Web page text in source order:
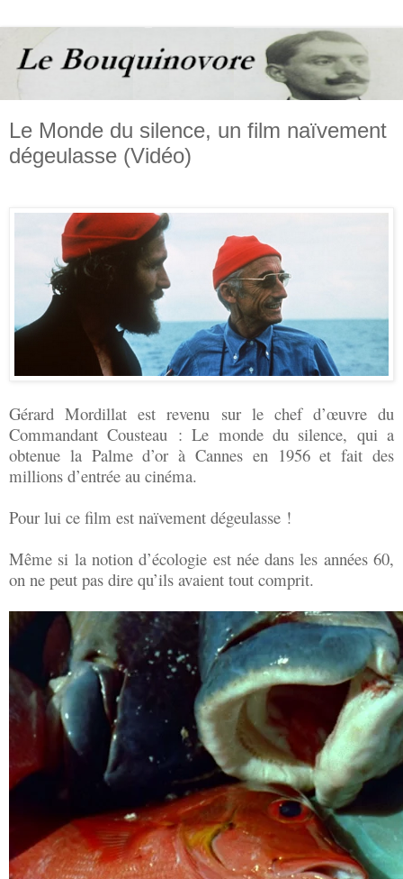
Le Monde du silence, un film naïvement
dégeulasse (Vidéo)
Gérard Mordillat est revenu sur le chef d’œuvre du
Commandant Cousteau : Le monde du silence, qui a
obtenue la Palme d’or à Cannes en 1956 et fait des
millions d’entrée au cinéma.
Pour lui ce film est naïvement dégeulasse !
Même si la notion d’écologie est née dans les années 60,
on ne peut pas dire qu’ils avaient tout comprit.